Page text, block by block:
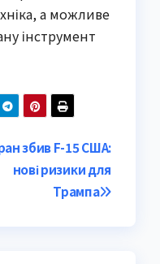
а можливе
інструмент
збив F-15 США:
нові ризики для
Трампа